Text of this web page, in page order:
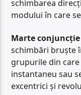
schimbarea
modului în care
Marte
schimbări bruște
grupurile din
instantaneu sau
excentrici și